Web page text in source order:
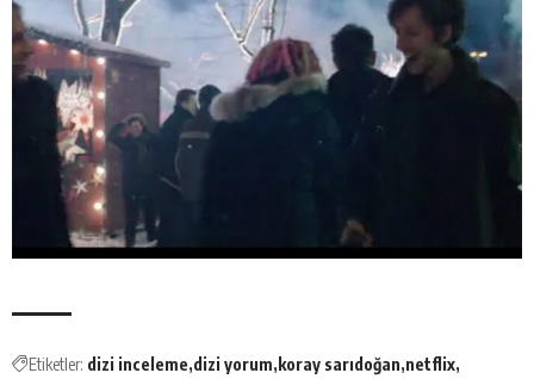
Etiketler: dizi inceleme dizi yorum koray sarıdoğan netflix